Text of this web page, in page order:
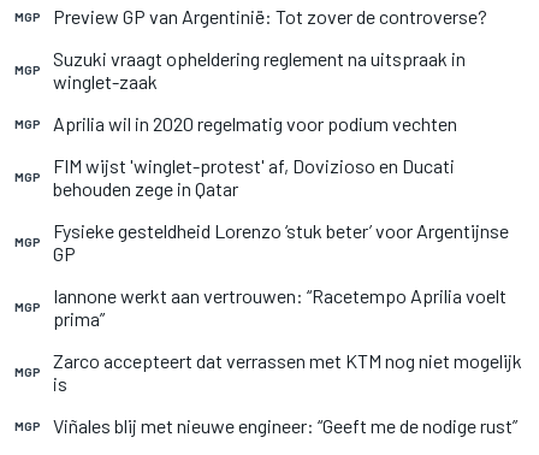
MGP Preview GP van Argentinië: Tot zover de controverse?
MGP
Suzuki vraagt opheldering reglement na uitspraak in
winglet-zaak
MGP Aprilia wil in 2020 regelmatig voor podium vechten
MGP
FIM wijst 'winglet-protest' af, Dovizioso en Ducati
behouden zege in Qatar
MGP
Fysieke gesteldheid Lorenzo ‘stuk beter’ voor Argentijnse
GP
MGP
Iannone werkt aan vertrouwen: “Racetempo Aprilia voelt
prima”
MGP
Zarco accepteert dat verrassen met KTM nog niet mogelijk
is
MGP Viñales blij met nieuwe engineer: “Geeft me de nodige rust”